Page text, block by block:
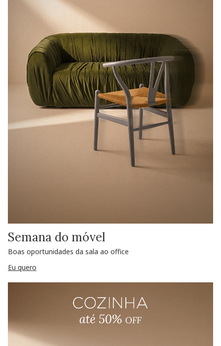
Semana do móvel
Boas oportunidades da sala ao office
Eu quero